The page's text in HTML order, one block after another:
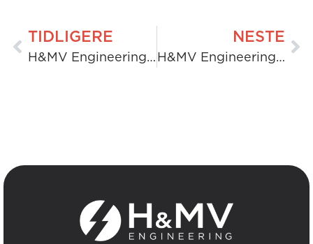
TIDLIGERE
H&MV Engineering vinner AWS Ireland Horizon Awards
NESTE
H&MV Engineering kunngjør sponsoravtale med den kommende golfstjernen Mark Power